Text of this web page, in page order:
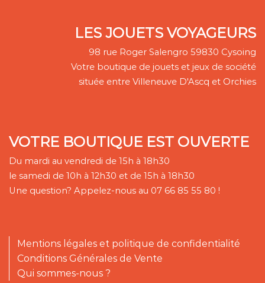
LES JOUETS VOYAGEURS
98 rue Roger Salengro 59830 Cysoing
Votre boutique de jouets et jeux de société
située entre Villeneuve D'Ascq et Orchies
VOTRE BOUTIQUE EST OUVERTE
Du mardi au vendredi de 15h à 18h30
le samedi de 10h à 12h30 et de 15h à 18h30
Une question? Appelez-nous au 07 66 85 55 80 !
Mentions légales et politique de confidentialité
Conditions Générales de Vente
Qui sommes-nous ?